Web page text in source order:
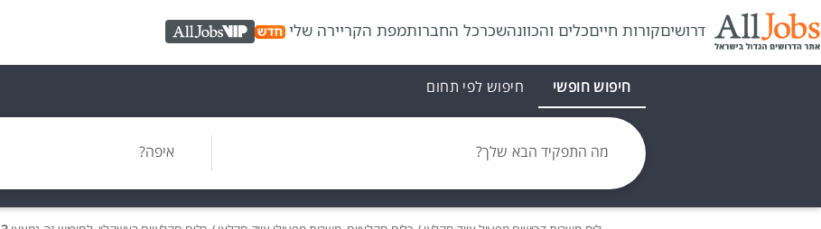
דרושיםקורות חייםכלים והכוונהשכרכל החברותמפת הקריירה שלי AllJobs VIP
חיפוש חופשי חיפוש לפי תחום
מה התפקיד הבא שלך? איפה?